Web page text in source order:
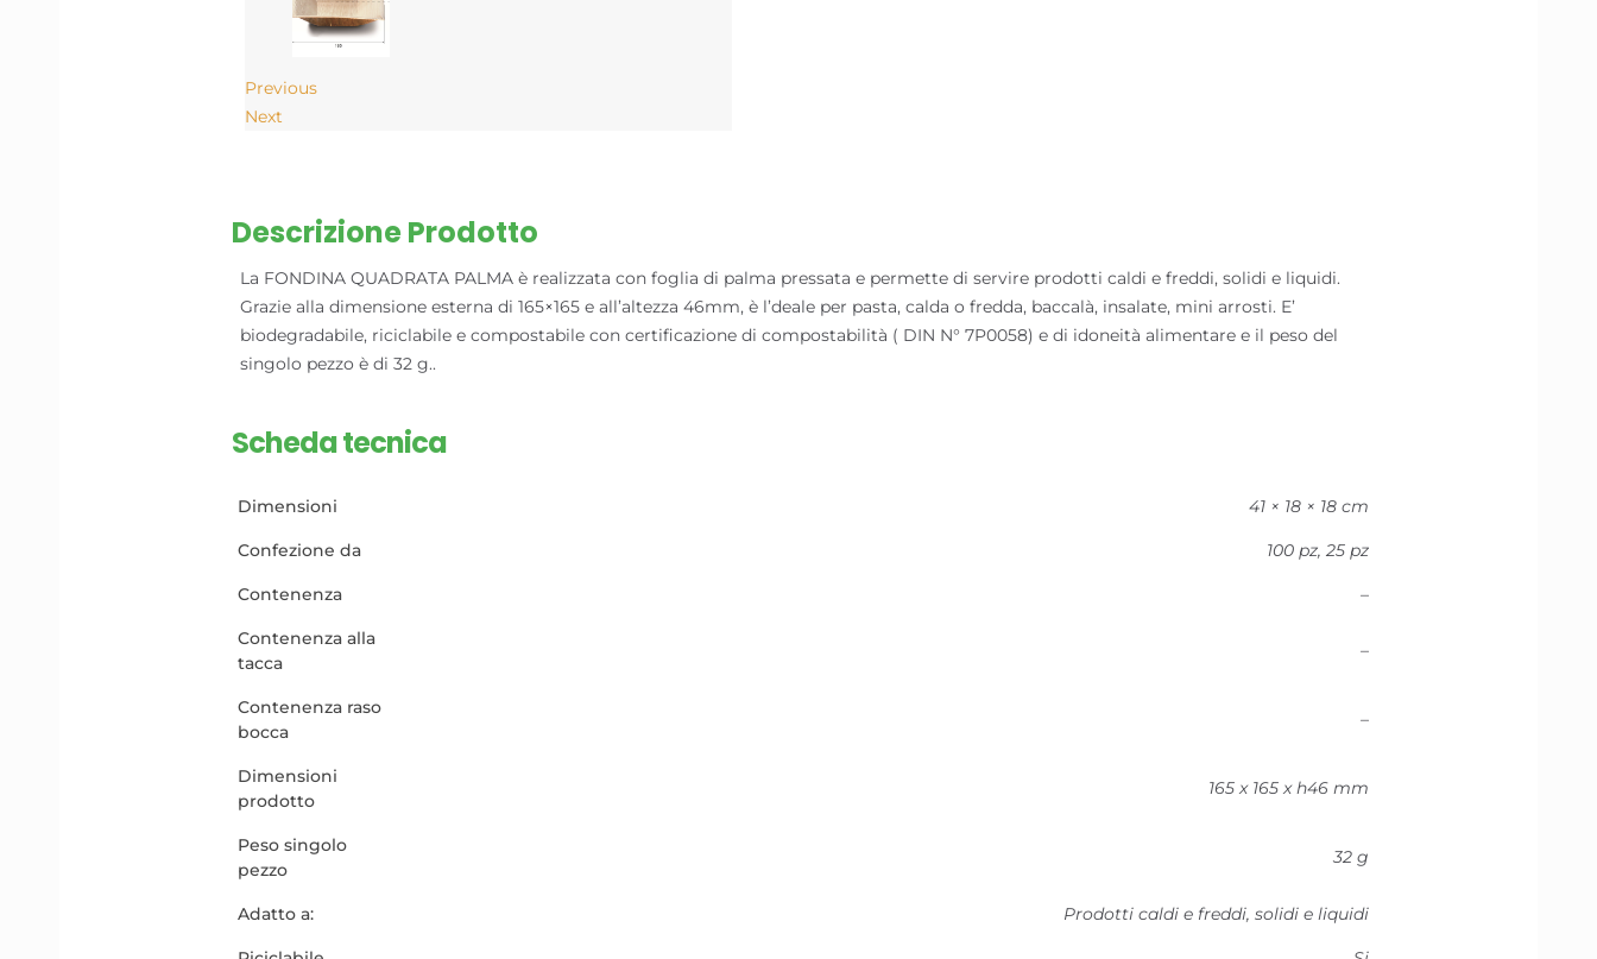
Previous
Next
Descrizione Prodotto
La FONDINA QUADRATA PALMA è realizzata con foglia di palma pressata e permette di servire prodotti caldi e freddi, solidi e liquidi.
Grazie alla dimensione esterna di 165×165 e all’altezza 46mm, è l’deale per pasta, calda o fredda, baccalà, insalate, mini arrosti. E’
biodegradabile, riciclabile e compostabile con certificazione di compostabilità ( DIN N° 7P0058) e di idoneità alimentare e il peso del
singolo pezzo è di 32 g..
Scheda tecnica
Dimensioni 41 × 18 × 18 cm
Confezione da 100 pz, 25 pz
Contenenza –
Contenenza alla
tacca
–
Contenenza raso
bocca
–
Dimensioni
prodotto
165 x 165 x h46 mm
Peso singolo
pezzo
32 g
Adatto a: Prodotti caldi e freddi, solidi e liquidi